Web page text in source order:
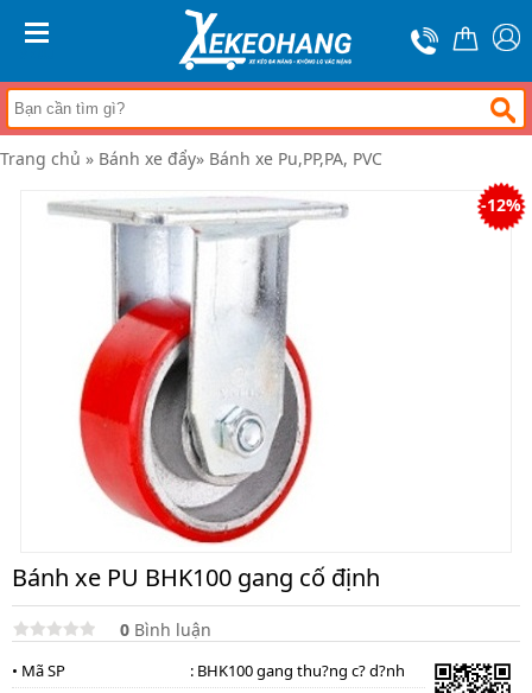
Trang
chủ
Xe
đẩy
hàng
Xe
Trang chủ » Bánh xe đẩy» Bánh xe Pu,PP,PA, PVC
-12%
Bánh xe PU BHK100 gang cố định
0 Bình luận
• Mã SP
: BHK100 gang thu?ng c? d?nh